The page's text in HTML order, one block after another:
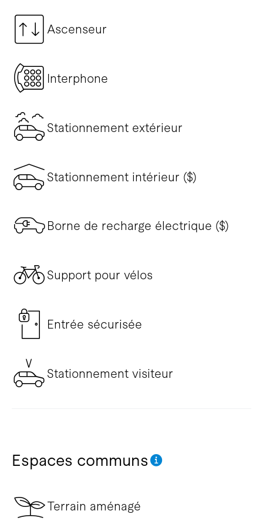
Ascenseur
Interphone
Stationnement extérieur
Stationnement intérieur ($)
Borne de recharge électrique ($)
Support pour vélos
Entrée sécurisée
Stationnement visiteur
Espaces communs
Terrain aménagé